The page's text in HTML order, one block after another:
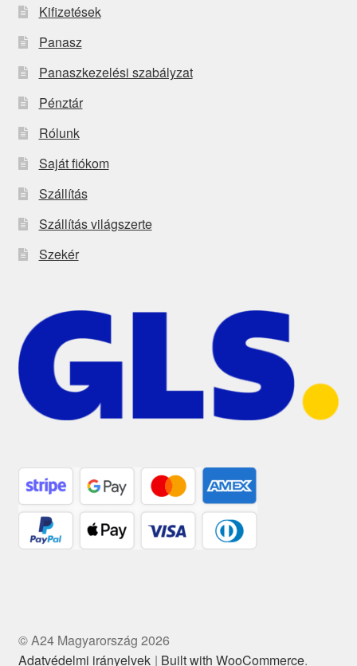
Kifizetések
Panasz
Panaszkezelési szabályzat
Pénztár
Rólunk
Saját fiókom
Szállítás
Szállítás világszerte
Szekér
© A24 Magyarország 2026
Adatvédelmi irányelvek
Built with WooCommerce.